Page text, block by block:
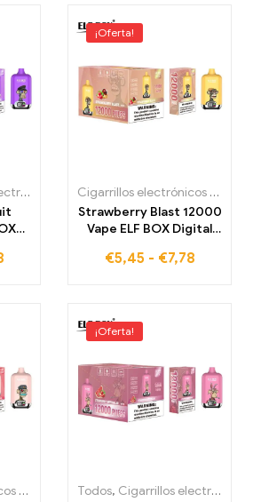
, Cigarrillos
¡Oferta!
Cigarrillos electrónicos desechables
Strawberry Blast 12000
Vape ELF BOX Digital
Compra rápida
€5,45 - €7,78
Cigarrillos electrónicos desechables ,Cigarrillos electrónicos
¡Oferta!
Todos, Cigarrillos electrónicos desechables